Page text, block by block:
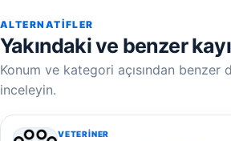
ALTERNATIFLER
Yakındaki ve benzer
Konum ve kategori açısından benzer
inceleyin.
VETERINER